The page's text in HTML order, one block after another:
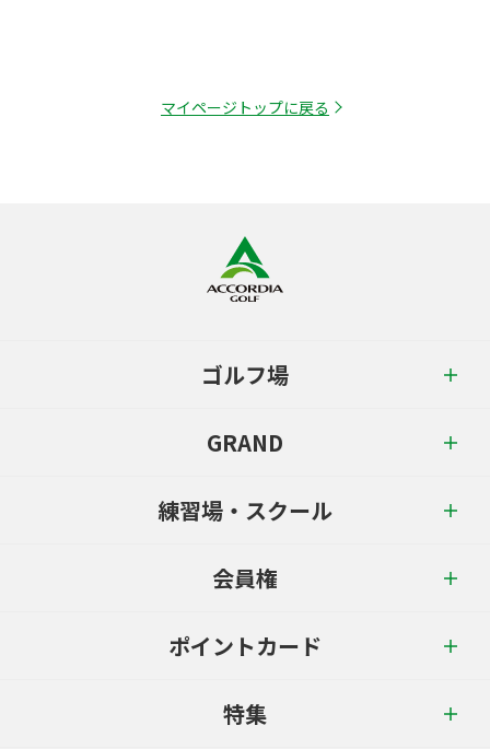
マイページトップに戻る
ゴルフ場
GRAND
練習場・スクール
会員権
ポイントカード
特集